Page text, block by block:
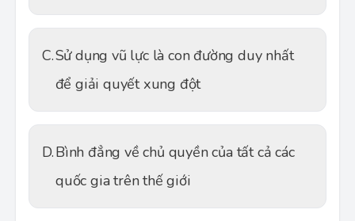
C.Sử dụng vũ lực là con đường duy nhất
để giải quyết xung đột
D.Bình đẳng về chủ quyền của tất cả các
quốc gia trên thế giới